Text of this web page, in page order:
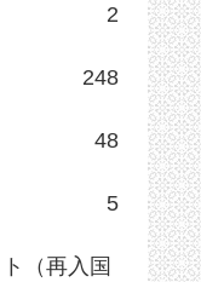
2
248
48
5
（再入国